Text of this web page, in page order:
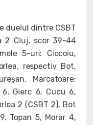
duelul dintre CSBT
2 Cluj, scor 39-44
5-uri: Ciocoiu,
respectiv Bot,
Marcatoare:
Gierc 6, Cucu 6,
2 (CSBT 2), Bot
Topan 5, Morar 4,